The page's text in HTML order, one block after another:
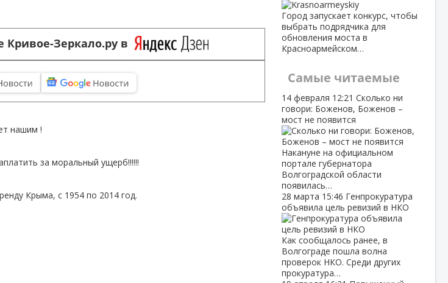
Кривое-Зеркало.ру в
нашим !
за моральный ущерб!!!!!!
Крыма, с 1954 по 2014 год.
Город запускает конкурс, чтобы
выбрать подрядчика для
обновления моста в
Красноармейском…
Самые читаемые
14 февраля 12:21 Сколько ни
говори: Боженов, Боженов –
мост не появится
Накануне на официальном
портале губернатора
Волгоградской области
появилась…
28 марта 15:46 Генпрокуратура
объявила цель ревизий в НКО
Как сообщалось ранее, в
Волгограде пошла волна
проверок НКО. Среди других
прокуратура…